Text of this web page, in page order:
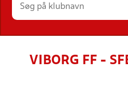
VIBORG FF -